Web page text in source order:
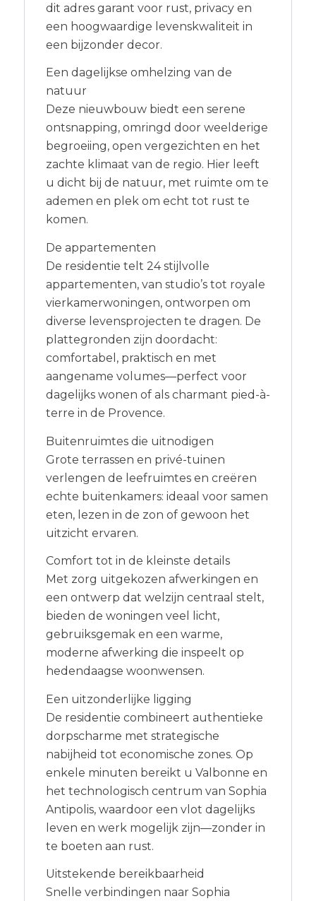
dit adres garant voor rust, privacy en
een hoogwaardige levenskwaliteit in
een bijzonder decor.
Een dagelijkse omhelzing van de
natuur
Deze nieuwbouw biedt een serene
ontsnapping, omringd door weelderige
begroeiing, open vergezichten en het
zachte klimaat van de regio. Hier leeft
u dicht bij de natuur, met ruimte om te
ademen en plek om echt tot rust te
komen.
De appartementen
De residentie telt 24 stijlvolle
appartementen, van studio’s tot royale
vierkamerwoningen, ontworpen om
diverse levensprojecten te dragen. De
plattegronden zijn doordacht:
comfortabel, praktisch en met
aangename volumes—perfect voor
dagelijks wonen of als charmant pied-à-
terre in de Provence.
Buitenruimtes die uitnodigen
Grote terrassen en privé-tuinen
verlengen de leefruimtes en creëren
echte buitenkamers: ideaal voor samen
eten, lezen in de zon of gewoon het
uitzicht ervaren.
Comfort tot in de kleinste details
Met zorg uitgekozen afwerkingen en
een ontwerp dat welzijn centraal stelt,
bieden de woningen veel licht,
gebruiksgemak en een warme,
moderne afwerking die inspeelt op
hedendaagse woonwensen.
Een uitzonderlijke ligging
De residentie combineert authentieke
dorpscharme met strategische
nabijheid tot economische zones. Op
enkele minuten bereikt u Valbonne en
het technologisch centrum van Sophia
Antipolis, waardoor een vlot dagelijks
leven en werk mogelijk zijn—zonder in
te boeten aan rust.
Uitstekende bereikbaarheid
Snelle verbindingen naar Sophia